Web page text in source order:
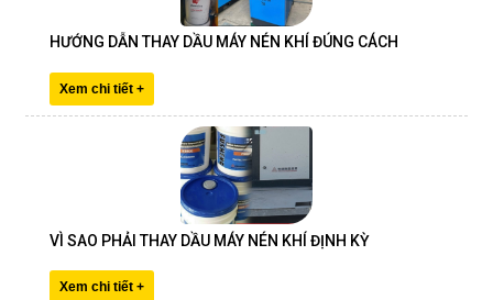
HƯỚNG DẪN THAY DẦU MÁY NÉN KHÍ ĐÚNG CÁCH
Xem chi tiết +
VÌ SAO PHẢI THAY DẦU MÁY NÉN KHÍ ĐỊNH KỲ
Xem chi tiết +